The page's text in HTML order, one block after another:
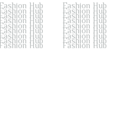
Fashion Hub Fashion Hub
Fashion Hub Fashion Hub
Fashion Hub Fashion Hub
Fashion Hub Fashion Hub
Fashion Hub Fashion Hub
Fashion Hub Fashion Hub
Fashion Hub Fashion Hub
Fashion Hub Fashion Hub
Fashion Hub Fashion Hub